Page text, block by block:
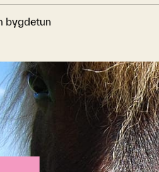
bygdetun